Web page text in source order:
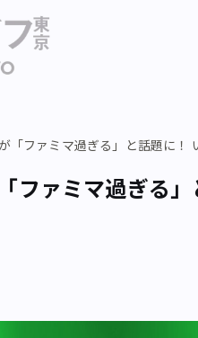
「ファミマ過ぎる」と話題に！
ファミマ過ぎる